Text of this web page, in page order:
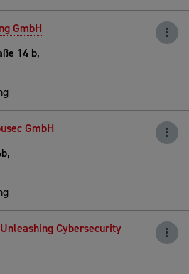
GmbH
14 b,
GmbH
Cybersecurity